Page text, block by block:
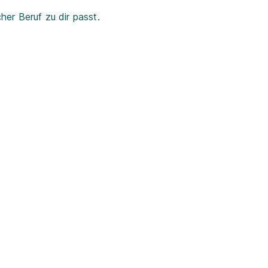
Beruf zu dir passt.